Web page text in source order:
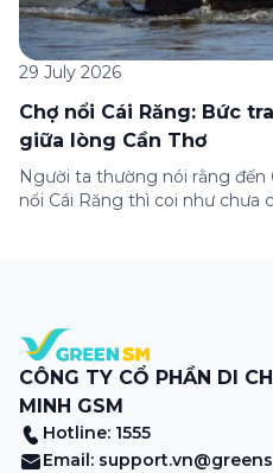
29 July 2026
Chợ nổi Cái Răng: Bức
giữa lòng Cần Thơ
Người ta thường nói rằng đến
nổi Cái Răng thì coi như chưa
CÔNG TY CỔ PHẦN DI
MINH GSM
Hotline: 1555
Email: